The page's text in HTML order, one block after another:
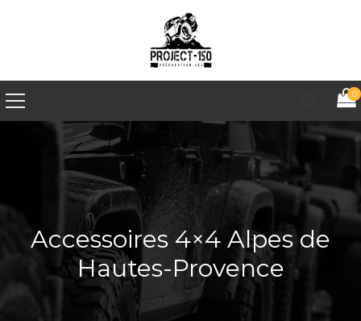
0
Accessoires 4×4 Alpes de
Hautes-Provence